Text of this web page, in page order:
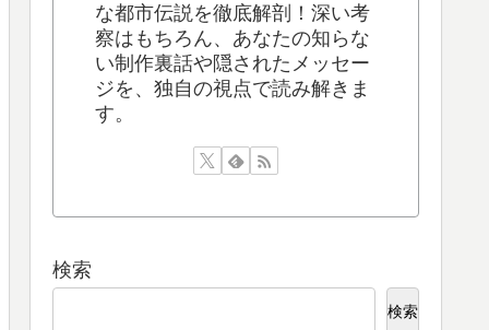
な都市伝説を徹底解剖！深い考
察はもちろん、あなたの知らな
い制作裏話や隠されたメッセー
ジを、独自の視点で読み解きま
す。
検索
検索